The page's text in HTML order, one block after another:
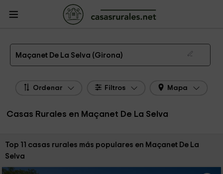
Casas Rurales
Girona
Casas Rurales Maçanet De La Selva
Las 11 mejores casas rurales en Maçanet De La Selva de 2026
Maçanet De La Selva (Girona)
Ordenar Filtros Mapa
Casas Rurales en Maçanet De La Selva
Ordenar por:
Top 11 casas rurales más populares en Maçanet De La
Selva